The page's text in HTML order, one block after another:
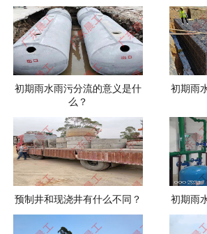
初期雨水雨污分流的意义是什
么？
初期雨
预制井和现浇井有什么不同？ 初期雨